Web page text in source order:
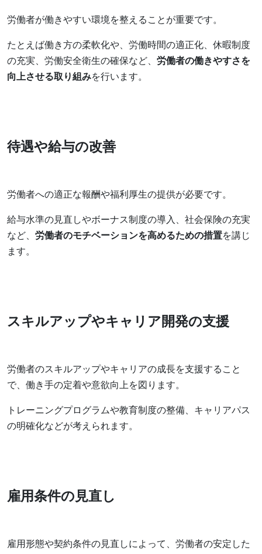
労働者が働きやすい環境を整えることが重要です。
たとえば働き方の柔軟化や、労働時間の適正化、休暇制度
の充実、労働安全衛生の確保など、 労働者の働きやすさを
向上させる取り組みを行います。
待遇や給与の改善
労働者への適正な報酬や福利厚生の提供が必要です。
給与水準の見直しやボーナス制度の導入、社会保険の充実
など、 労働者のモチベーションを高めるための措置を講じ
ます。
スキルアップやキャリア開発の支援
労働者のスキルアップやキャリアの成長を支援すること
で、働き手の定着や意欲向上を図ります。
トレーニングプログラムや教育制度の整備、キャリアパス
の明確化などが考えられます。
雇用条件の見直し
雇用形態や契約条件の見直しによって、労働者の安定した